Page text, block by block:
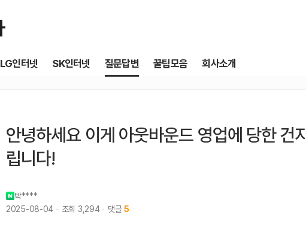
LG인터넷 SK인터넷 질문답변 꿀팁모음 회사소개
안녕하세요 이게 아웃바운드 영업에 당한 건
립니다!
박****
2025-08-04
조회 3,294 댓글 5